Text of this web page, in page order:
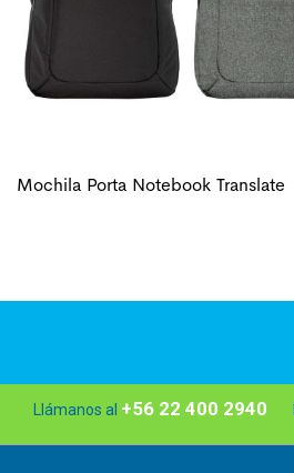
Mochila Porta Notebook Translate
Llámanos al +56 22 400 2940